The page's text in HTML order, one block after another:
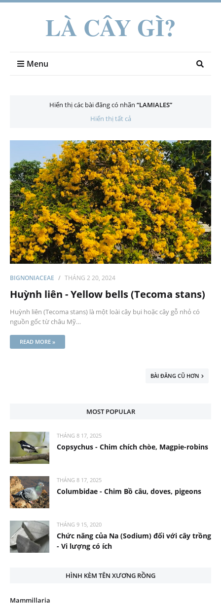
LÀ CÂY GÌ?
Menu
Hiển thị các bài đăng có nhãn LAMIALES
Hiển thị tất cả
BIGNONIACEAE THÁNG 2 20, 2024
Huỳnh liên - Yellow bells (Tecoma stans)
Huỳnh liên (Tecoma stans) là một loài cây bụi hoặc cây gỗ nhỏ có
nguồn gốc từ châu Mỹ…
READ MORE »
BÀI ĐĂNG CŨ HƠN
MOST POPULAR
THÁNG 8 17, 2025
Copsychus - Chim chích chòe, Magpie-robins
THÁNG 8 17, 2025
Columbidae - Chim Bồ câu, doves, pigeons
THÁNG 9 15, 2020
Chức năng của Na (Sodium) đối với cây trồng
- Vi lượng có ích
HÌNH KÈM TÊN XƯƠNG RỒNG
Mammillaria